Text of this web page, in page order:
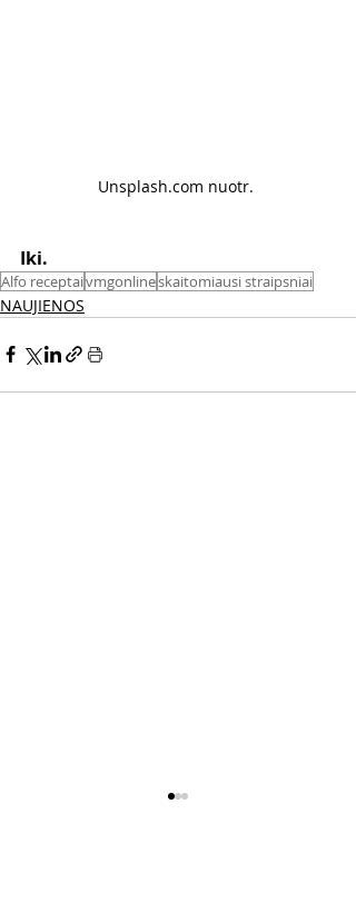
Unsplash.com nuotr.
Iki.
Alfo receptaivmgonlineskaitomiausi straipsniai
NAUJIENOS